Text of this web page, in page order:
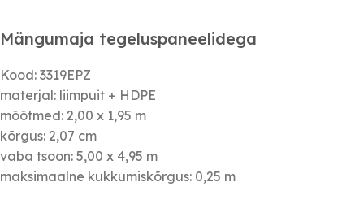
Mängumaja tegeluspaneelidega
Kood: 3319EPZ
materjal: liimpuit + HDPE
mõõtmed: 2,00 x 1,95 m
kõrgus: 2,07 cm
vaba tsoon: 5,00 x 4,95 m
maksimaalne kukkumiskõrgus: 0,25 m